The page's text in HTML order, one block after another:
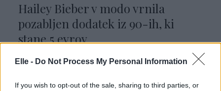
Elle - Do Not Process My Personal Information
If you wish to opt-out of the sale, sharing to third parties, or
Hailey Bieber v modo vrnila
pozabljen dodatek iz 90-ih, ki
stane 5 evrov